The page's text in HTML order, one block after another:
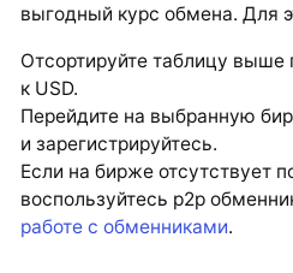
выгодный курс обмена. Для
Отсортируйте таблицу выше
к USD.
Перейдите на выбранную
и зарегистрируйтесь.
Если на бирже отсутствует
воспользуйтесь p2p
работе с обменниками.